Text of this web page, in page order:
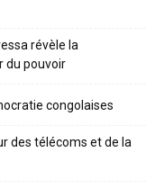
révèle la
du pouvoir
congolaises
des télécoms et de la